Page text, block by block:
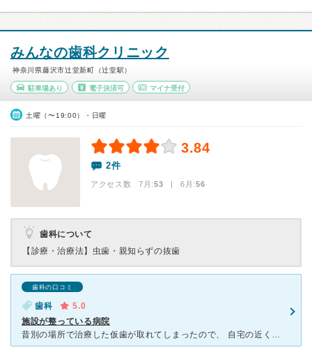
みんなの歯科クリニック
神奈川県藤沢市辻堂新町（辻堂駅）
駐車場あり 電子決済可 マイナ受付
土曜（〜19:00）・日曜
3.84
2件
アクセス数 7月:53 | 6月:56
歯科について
【診療・治療法】 虫歯・親知らずの抜歯
歯科の口コミ
歯科
5.0
施設が整っている病院
昔別の場所で治療した仮歯が取れてしまったので、 自宅の近くにあったこちらの医者に行きました。 前に行っていた歯医者は結構待たされていたのですが、 ここはあまり待たされませんでした。 娯楽の